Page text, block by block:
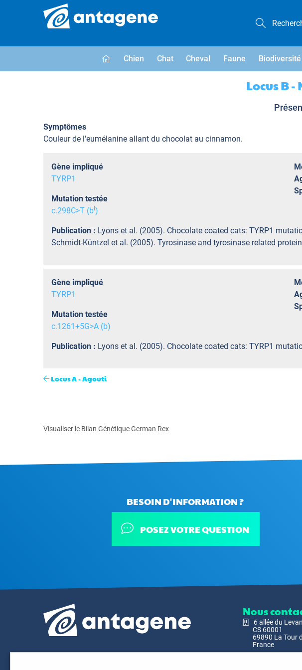
Chien Chat Cheval Faune Biodiversité
Locus B
Symptômes
Couleur de l'eumélanine allant du chocolat au cinnamon.
Gène impliqué
TYRP1
Mutation testée
c.298C>T (b)
Publication : Lyons et al. (2005). Chocolate coated cats: TYRP1
Schmidt-Küntzel et al. (2005). Tyrosinase and tyrosinase related
Gène impliqué
TYRP1
Mutation testée
c.1261+5G>A (b)
Publication : Lyons et al. (2005). Chocolate coated cats: TYRP1
Locus A - Agouti
Visualiser le Bilan Génétique German Rex
BESOIN D'INFORMATION ?
POSEZ VOTRE QUESTION
Nous
6 allée du
CS 60001
69890 La Tour
France